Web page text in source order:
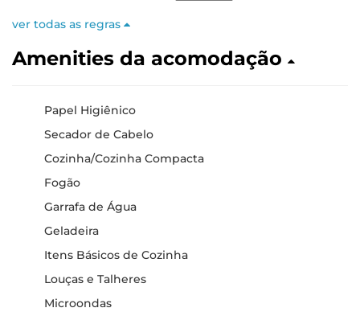
ver todas as regras
Amenities da acomodação
Papel Higiênico
Secador de Cabelo
Cozinha/Cozinha Compacta
Fogão
Garrafa de Água
Geladeira
Itens Básicos de Cozinha
Louças e Talheres
Microondas